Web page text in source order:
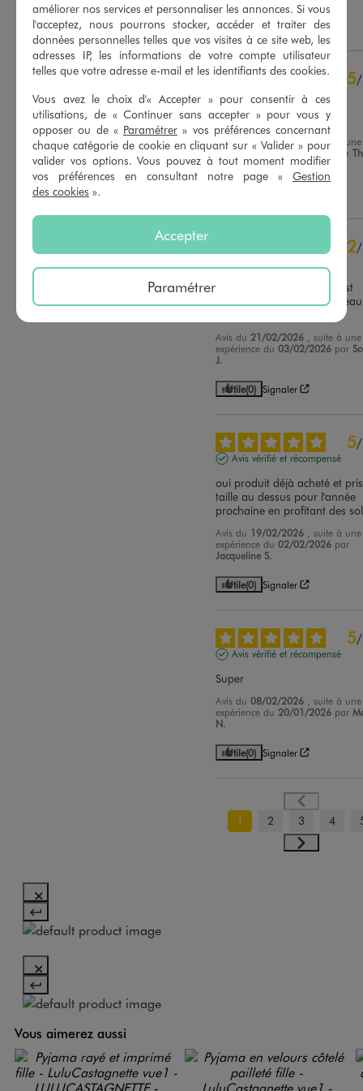
Voir tous les avis sur ce site
5étoiles
20
4 étoiles
1
2étoiles
1
1étoile 0
Trier les avis
Utile(0) Signaler
5/
Avis vérifié et récompensé
Pratique et sympa.
Avis du 27/02/2026
, suite à une
expérience du12/02/2026 par
R.
2/
La confection du pyjama est
complètement en biais
Avis du 21/02/2026
, suite à une
expérience du03/02/2026 par
J.
Utile(0) Signaler
5/
Avis vérifié et récompensé
oui produit déjà acheté et
taille au dessus pour l'année
prochaine en profitant des
Avis du 19/02/2026
, suite à une
expérience du02/02/2026 par
Jacqueline S.
Utile(0) Signaler
5/
Avis vérifié et récompensé
Super
Avis du08/02/2026
, suite à une
expérience du 20/01/2026 par
N.
Utile(0) Signaler
1 2 3 4
Vous aimerez aussi
améliorer nos services et personnaliser les annonces. Si vous
l'acceptez, nous pourrons stocker, accéder et traiter des
données personnelles telles que vos visites à ce site web, les
adresses IP, les informations de votre compte utilisateur
telles que votre adresse e-mail et les identifiants des cookies.
Vous avez le choix d'« Accepter » pour consentir à ces
utilisations, de « Continuer sans accepter » pour vous y
opposer ou de « Paramétrer » vos préférences concernant
chaque catégorie de cookie en cliquant sur « Valider » pour
valider vos options. Vous pouvez à tout moment modifier
vos préférences en consultant notre page « Gestion
des cookies ».
Accepter
Paramétrer